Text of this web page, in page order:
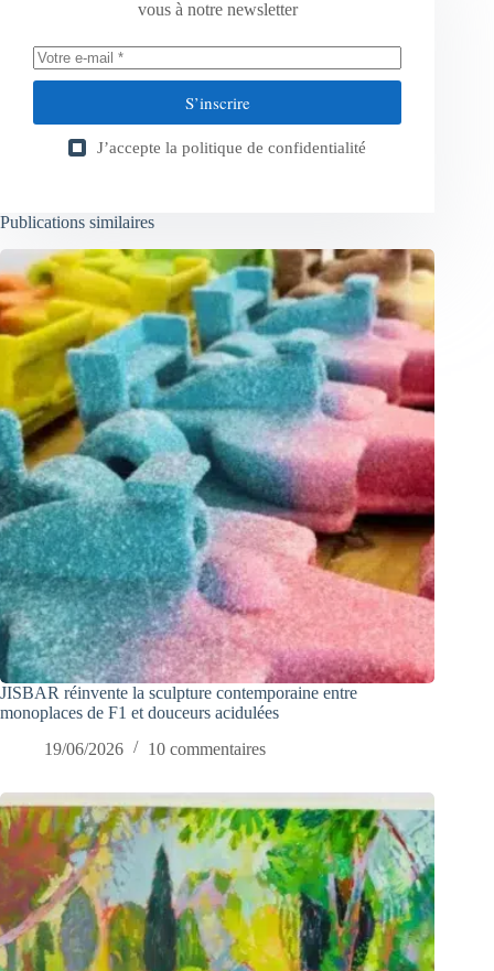
vous à notre newsletter
S’inscrire
J’accepte la politique de confidentialité
Publications similaires
JISBAR réinvente la sculpture contemporaine entre
monoplaces de F1 et douceurs acidulées
19/06/2026
10 commentaires